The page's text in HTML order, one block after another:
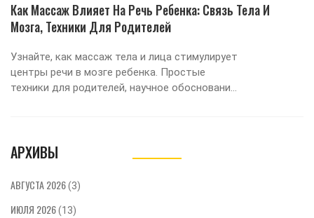
Как Массаж Влияет На Речь Ребенка: Связь Тела И
Мозга, Техники Для Родителей
Узнайте, как массаж тела и лица стимулирует
центры речи в мозге ребенка. Простые
техники для родителей, научное обоснование
АРХИВЫ
АВГУСТА 2026(3)
ИЮЛЯ 2026(13)